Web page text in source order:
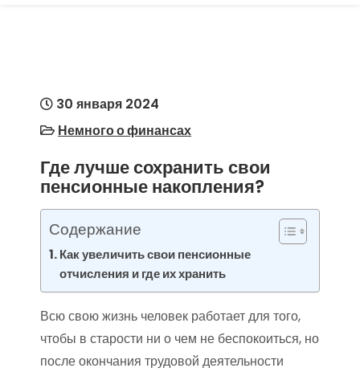
30 января 2024
Немного о финансах
Где лучше сохранить свои
пенсионные накопления?
Содержание
Как увеличить свои пенсионные
отчисления и где их хранить
Всю свою жизнь человек работает для того,
чтобы в старости ни о чем не беспокоиться, но
после окончания трудовой деятельности